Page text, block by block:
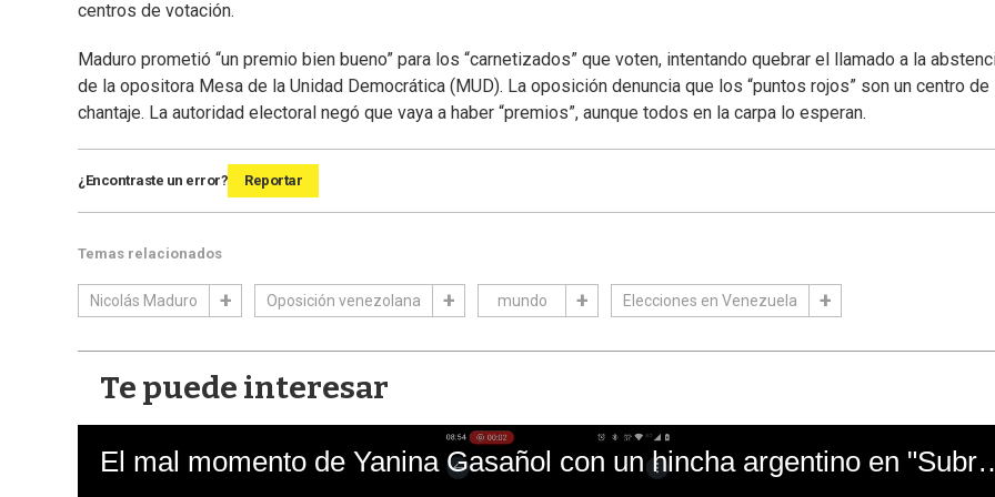
centros de votación.
Maduro prometió “un premio bien bueno” para los “carnetizados” que voten, intentando quebrar el llamado a la
de la opositora Mesa de la Unidad Democrática (MUD). La oposición denuncia que los “puntos rojos” son un centro de
chantaje. La autoridad electoral negó que vaya a haber “premios”, aunque todos en la carpa lo esperan.
¿Encontraste un error? Reportar
Temas relacionados
Nicolás Maduro Oposición venezolana mundo Elecciones en Venezuela
Te puede interesar
El mal momento de Yanina